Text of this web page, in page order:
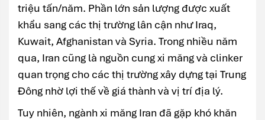
triệu tấn/năm. Phần lớn sản lượng được xuất
khẩu sang các thị trường lân cận như Iraq,
Kuwait, Afghanistan và Syria. Trong nhiều năm
qua, Iran cũng là nguồn cung xi măng và clinker
quan trọng cho các thị trường xây dựng tại Trung
Đông nhờ lợi thế về giá thành và vị trí địa lý.
Tuy nhiên, ngành xi măng Iran đã gặp khó khăn